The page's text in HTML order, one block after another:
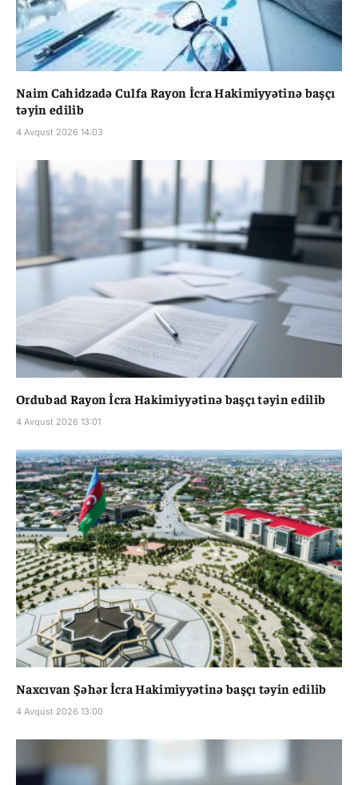
Naim Cahidzadə Culfa Rayon İcra Hakimiyyətinə başçı
təyin edilib
4 Avqust 2026 14:03
Ordubad Rayon İcra Hakimiyyətinə başçı təyin edilib
4 Avqust 2026 13:01
Naxcıvan Şəhər İcra Hakimiyyətinə başçı təyin edilib
4 Avqust 2026 13:00